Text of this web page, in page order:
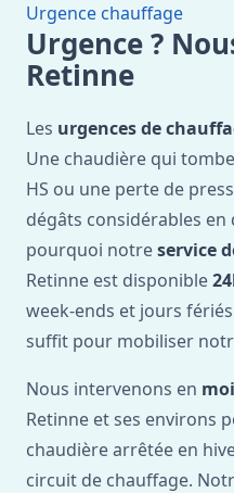
Urgence chauffage
Urgence ?
Retinne
Les urgences de
Une chaudière qui
HS ou une perte de
dégâts considérables
pourquoi notreservice
Retinne est disponible
week-ends et jours
suffit pour mobiliser
Nous intervenons en
Retinne et ses environs
chaudière arrêtée en
circuit de chauffage.